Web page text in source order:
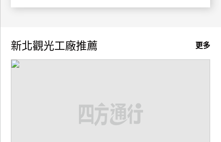
廠
合
更多
新北觀光工廠推薦